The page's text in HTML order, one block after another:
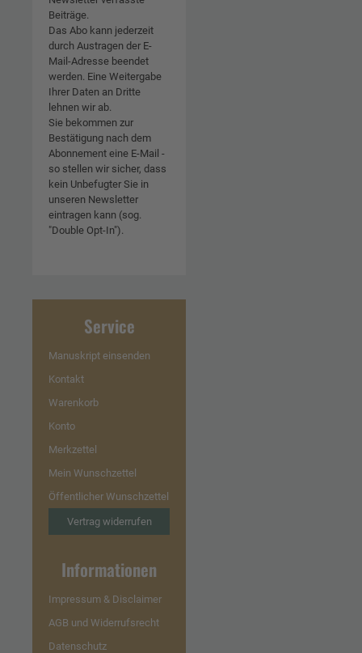
Beiträge.
Das Abo kann jederzeit
durch Austragen der E-
Mail-Adresse beendet
werden. Eine Weitergabe
Ihrer Daten an Dritte
lehnen wir ab.
Sie bekommen zur
Bestätigung nach dem
Abonnement eine E-Mail -
so stellen wir sicher, dass
kein Unbefugter Sie in
unseren Newsletter
eintragen kann (sog.
"Double Opt-In").
Service
Manuskript einsenden
Kontakt
Warenkorb
Konto
Merkzettel
Mein Wunschzettel
Öffentlicher Wunschzettel
Vertrag widerrufen
Informationen
Impressum & Disclaimer
AGB und Widerrufsrecht
Datenschutz